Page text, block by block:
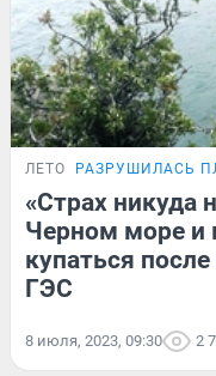
ЛЕТО РАЗРУШИЛАСЬ
«Страх никуда
Черном море и
купаться
ГЭС
8 июля, 2023, 09:30 2